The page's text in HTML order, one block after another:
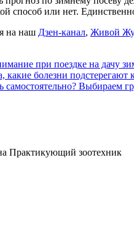
способ или нет.
на наш Дзен-канал, Живой
при поездке на дачу
какие болезни
самостоятельно? Выбираем
Практикующий зоотехник